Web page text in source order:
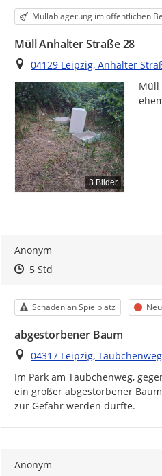
Kategorie
Müllablagerung im öffentlichen
Müll Anhalter Straße 28
Ort
04129 Leipzig, Anhalter
3 Bilder
Müll
Anonym
Zeitpunkt des Erstellens
Zeitpunkt des Erstellens
5 StdZur Äußerung
Kategorie
Schaden an Spielplatz Status
Neu
abgestorbener Baum
Ort
04317 Leipzig, Täubchenweg
Im Park am Täubchenweg,
ein großer abgestorbener
zur Gefahr werden dürfte.
Anonym